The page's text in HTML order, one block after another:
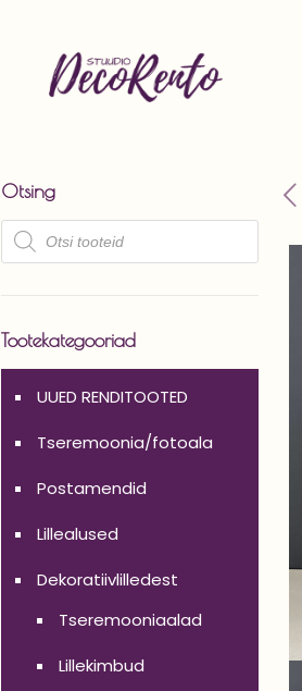
Otsing
Products
search
Tootekategooriad
UUED RENDITOOTED
Tseremoonia/fotoala
Postamendid
Lillealused
Dekoratiivlilledest
Tseremooniaalad
Lillekimbud